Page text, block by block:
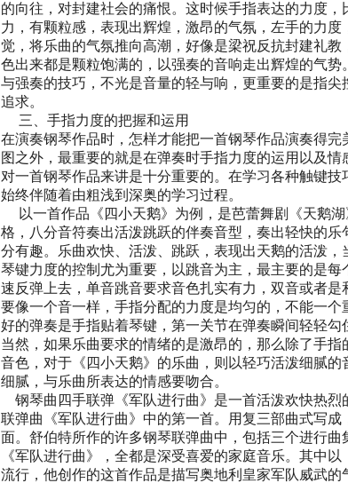
的向往，对封建社会的痛恨。这时候手指表达的力度
力，有颗粒感，表现出辉煌，激昂的气氛，左手的力
觉，将乐曲的气氛推向高潮，好像是梁祝反抗封建礼
色出来都是颗粒饱满的，以强奏的音响走出辉煌的气
与强奏的技巧，不光是音量的轻与响，更重要的是指
追求。
三、手指力度的把握和运用
在演奏钢琴作品时，怎样才能把一首钢琴作品演奏得
图之外，最重要的就是在弹奏时手指力度的运用以及
对一首钢琴作品来讲是十分重要的。在学习各种触键
始终伴随着由粗浅到深奥的学习过程。
以一首作品《四小天鹅》为例，是芭蕾舞剧《天鹅
格，八分音符奏出活泼跳跃的伴奏音型，奏出轻快的
分有趣。乐曲欢快、活泼、跳跃，表现出天鹅的活泼
琴键力度的控制尤为重要，以跳音为主，最主要的是
速反弹上去，单音跳音要求音色扎实有力，双音或者
要像一个音一样，手指分配的力度是均匀的，不能一
好的弹奏是手指贴着琴键，第一关节在弹奏瞬间轻轻
当然，如果乐曲要求的情绪的是激昂的，那么除了手
音色，对于《四小天鹅》的乐曲，则以轻巧活泼细腻
细腻，与乐曲所表达的情感要吻合。
钢琴曲四手联弹《军队进行曲》是一首活泼欢快热
联弹曲《军队进行曲》中的第一首。用复三部曲式写
面。舒伯特所作的许多钢琴联弹曲中，包括三个进行
《军队进行曲》，全都是深受喜爱的家庭音乐。其中
流行，他创作的这首作品是描写奥地利皇家军队威武